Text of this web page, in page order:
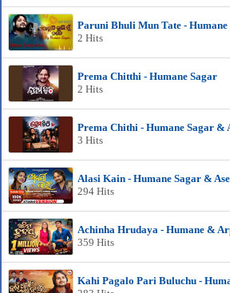
Paruni Bhuli Mun Tate - Humane
2 Hits
Prema Chitthi - Humane Sagar
2 Hits
Prema Chithi - Humane Sagar
3 Hits
Alasi Kain - Humane Sagar &
294 Hits
Achinha Hrudaya - Humane &
359 Hits
Kahi Pagalo Pari Buluchu -